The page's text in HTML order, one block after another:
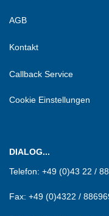
AGB
Kontakt
Callback Service
Cookie Einstellungen
DIALOG...
Telefon: +49 (0)43 22 /
Fax: +49 (0)4322 /